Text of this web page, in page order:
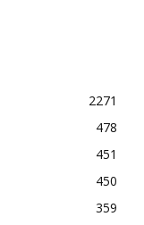
2271
478
451
450
359